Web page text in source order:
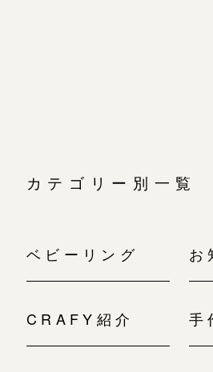
カテゴリー別一覧
ベビーリング お
CRAFY紹介 手